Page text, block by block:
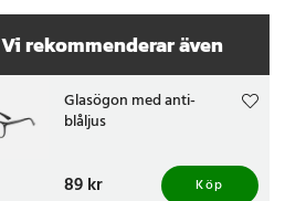
Vi rekommenderar även
Glasögon med anti-
blåljus
Pris:89 kr
89 kr Köp